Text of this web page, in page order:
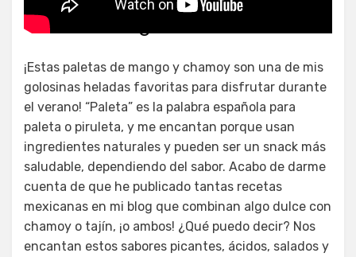
Paletas Mangonada
¡Estas paletas de mango y chamoy son una de mis
golosinas heladas favoritas para disfrutar durante
el verano! “Paleta” es la palabra española para
paleta o piruleta, y me encantan porque usan
ingredientes naturales y pueden ser un snack más
saludable, dependiendo del sabor. Acabo de darme
cuenta de que he publicado tantas recetas
mexicanas en mi blog que combinan algo dulce con
chamoy o tajín, ¡o ambos! ¿Qué puedo decir? Nos
encantan estos sabores picantes, ácidos, salados y